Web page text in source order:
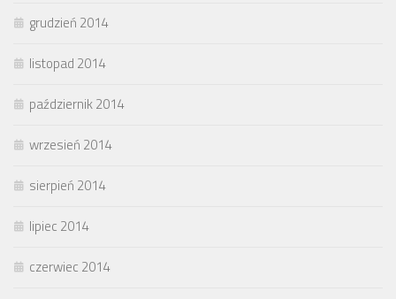
grudzień 2014
listopad 2014
październik 2014
wrzesień 2014
sierpień 2014
lipiec 2014
czerwiec 2014